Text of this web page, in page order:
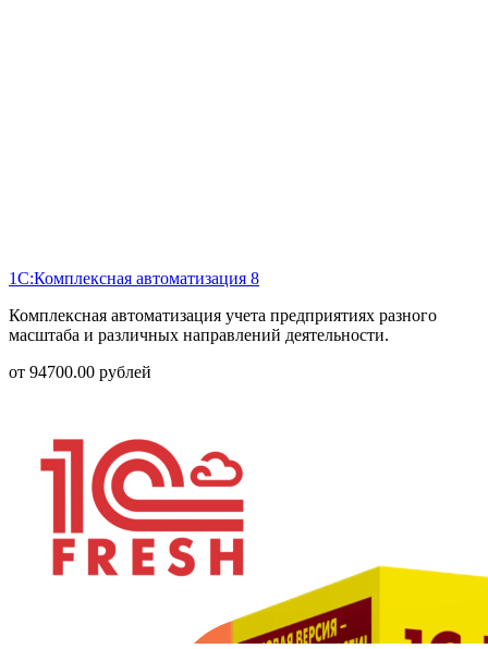
1С:Комплексная автоматизация 8
Комплексная автоматизация учета предприятиях разного
масштаба и различных направлений деятельности.
от 94700.00 рублей